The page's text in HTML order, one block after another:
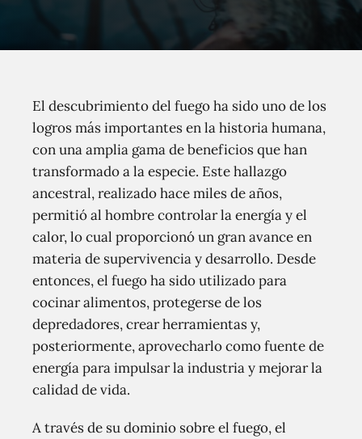
El descubrimiento del fuego ha sido uno de los
logros más importantes en la historia humana,
con una amplia gama de beneficios que han
transformado a la especie. Este hallazgo
ancestral, realizado hace miles de años,
permitió al hombre controlar la energía y el
calor, lo cual proporcionó un gran avance en
materia de supervivencia y desarrollo. Desde
entonces, el fuego ha sido utilizado para
cocinar alimentos, protegerse de los
depredadores, crear herramientas y,
posteriormente, aprovecharlo como fuente de
energía para impulsar la industria y mejorar la
calidad de vida.
A través de su dominio sobre el fuego, el